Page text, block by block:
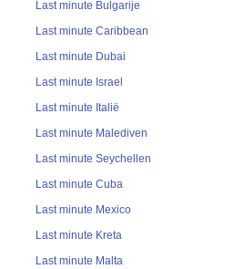
Last minute Bulgarije
Last minute Caribbean
Last minute Dubai
Last minute Israel
Last minute Italië
Last minute Malediven
Last minute Seychellen
Last minute Cuba
Last minute Mexico
Last minute Kreta
Last minute Malta